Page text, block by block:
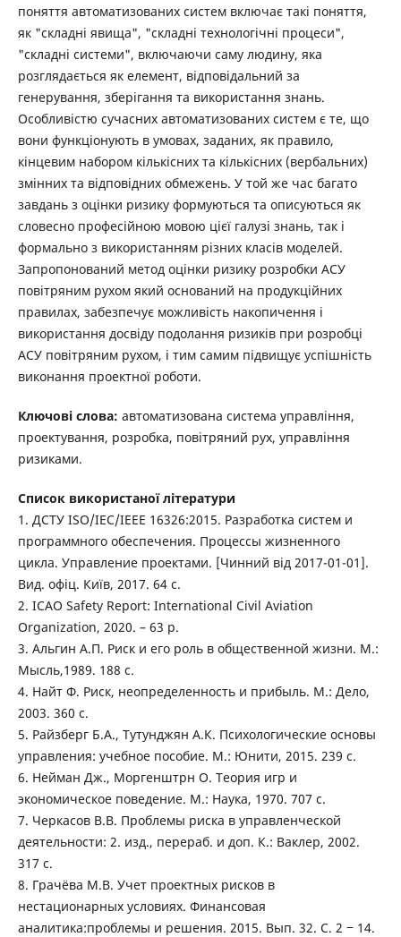
поняття автоматизованих систем включає такі поняття,
як "складні явища", "складні технологічні процеси",
"складні системи", включаючи саму людину, яка
розглядається як елемент, відповідальний за
генерування, зберігання та використання знань.
Особливістю сучасних автоматизованих систем є те, що
вони функціонують в умовах, заданих, як правило,
кінцевим набором кількісних та кількісних (вербальних)
змінних та відповідних обмежень. У той же час багато
завдань з оцінки ризику формуються та описуються як
словесно професійною мовою цієї галузі знань, так і
формально з використанням різних класів моделей.
Запропонований метод оцінки ризику розробки АСУ
повітряним рухом який оснований на продукційних
правилах, забезпечує можливість накопичення і
використання досвіду подолання ризиків при розробці
АСУ повітряним рухом, і тим самим підвищує успішність
виконання проектної роботи.
Ключові слова: автоматизована система управління,
проектування, розробка, повітряний рух, управління
ризиками.
Список використаної літератури
1. ДСТУ ISO/IEC/IEEE 16326:2015. Разработка систем и
программного обеспечения. Процессы жизненного
цикла. Управление проектами. [Чинний від 2017-01-01].
Вид. офіц. Київ, 2017. 64 с.
2. ICAO Safety Report: International Civil Aviation
Organization, 2020. – 63 p.
3. Альгин А.П. Риск и его роль в общественной жизни. М.:
Мысль,1989. 188 с.
4. Найт Ф. Риск, неопределенность и прибыль. М.: Дело,
2003. 360 с.
5. Райзберг Б.А., Тутунджян А.К. Психологические основы
управления: учебное пособие. М.: Юнити, 2015. 239 с.
6. Нейман Дж., Моргенштрн О. Теория игр и
экономическое поведение. М.: Наука, 1970. 707 с.
7. Черкасов В.В. Проблемы риска в управленческой
деятельности: 2. изд., перераб. и доп. К.: Ваклер, 2002.
317 с.
8. Грачёва М.В. Учет проектных рисков в
нестационарных условиях. Финансовая
аналитика:проблемы и решения. 2015. Вып. 32. С. 2 ‒ 14.